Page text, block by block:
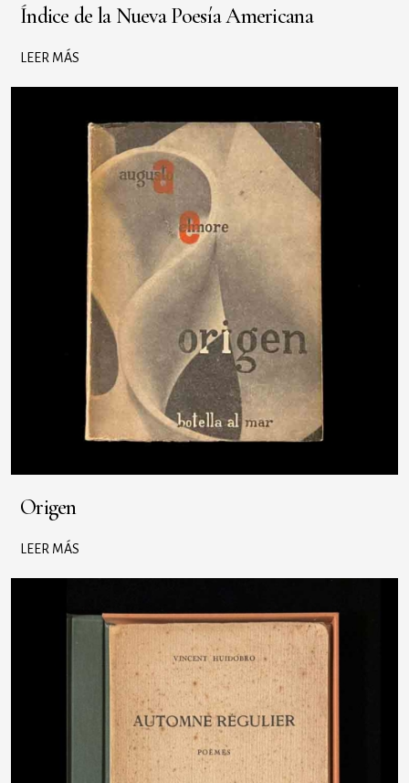
Índice de la Nueva Poesía Americana
LEER MÁS
Origen
LEER MÁS